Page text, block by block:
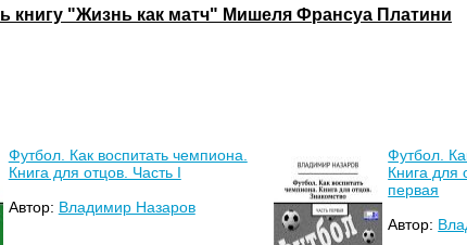
книгу "Жизнь как матч" Мишеля Франсуа Платини
Футбол. Как воспитать чемпиона.
Книга для отцов. Часть I
Автор: Владимир Назаров
Футбол.
Книга для
первая
Автор: